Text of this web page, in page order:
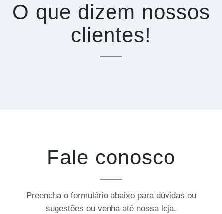
O que dizem nossos
clientes!
Fale conosco
Preencha o formulário abaixo para dúvidas ou
sugestões ou venha até nossa loja.